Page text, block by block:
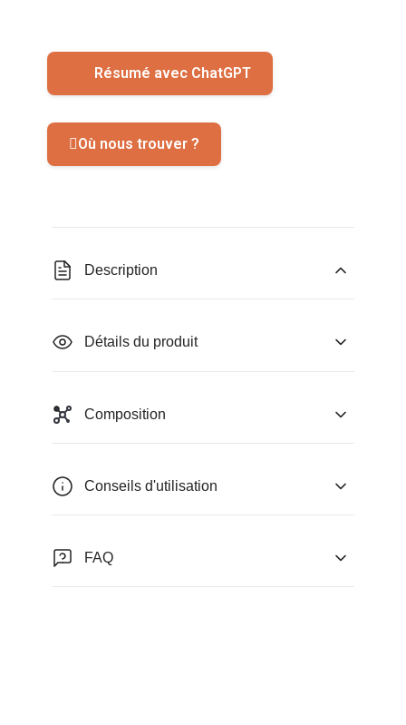
Résumé avec ChatGPT
Où nous trouver ?
Description
Détails du produit
Composition
Conseils d'utilisation
FAQ